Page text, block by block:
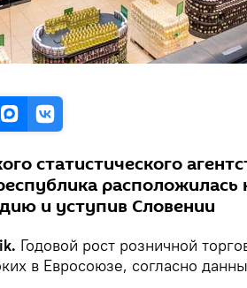
статистического
расположилась
и уступив Словении
Годовой рост розничной
в Евросоюзе, согласно